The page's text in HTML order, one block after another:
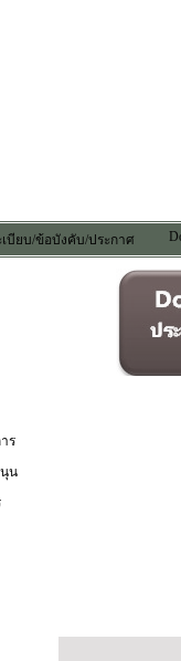
เบียบ/ข้อบังคับ/ประกาศ
ร
น